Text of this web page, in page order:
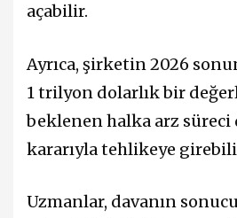
açabilir.
Ayrıca, şirketin 2026
1 trilyon dolarlık bir
beklenen halka arz süreci
kararıyla tehlikeye
Uzmanlar, davanın